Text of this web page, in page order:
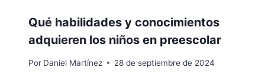
Qué habilidades y conocimientos
adquieren los niños en preescolar
Por Daniel Martínez 28 de septiembre de 2024